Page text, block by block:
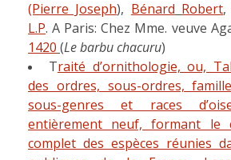
(Pierre Joseph), Bénard Robert,
L.P. A Paris: Chez Mme. veuve
1420 (Le barbu chacuru)
Traité d’ornithologie, ou,
des ordres, sous-ordres,
sous-genres et races
entièrement neuf, formant le
complet des espèces réunies